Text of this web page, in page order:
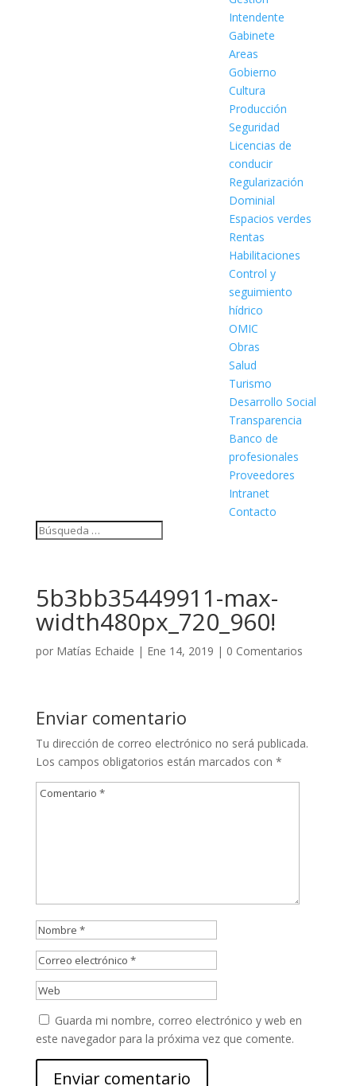
Intendente
Gabinete
Areas
Gobierno
Cultura
Producción
Seguridad
Licencias de
conducir
Regularización
Dominial
Espacios verdes
Rentas
Habilitaciones
Control y
seguimiento
hídrico
OMIC
Obras
Salud
Turismo
Desarrollo Social
Transparencia
Banco de
profesionales
Proveedores
Intranet
Contacto
5b3bb35449911-max-
width480px_720_960!
por Matías Echaide | Ene 14, 2019 | 0 Comentarios
Enviar comentario
Tu dirección de correo electrónico no será publicada.
Los campos obligatorios están marcados con *
Guarda mi nombre, correo electrónico y web en
este navegador para la próxima vez que comente.